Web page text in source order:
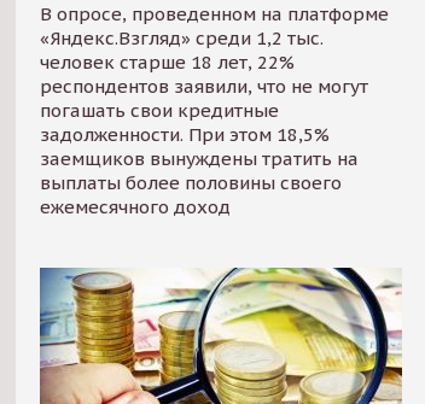
В опросе, проведенном на платформе
«Яндекс.Взгляд» среди 1,2 тыс.
человек старше 18 лет, 22%
респондентов заявили, что не могут
погашать свои кредитные
задолженности. При этом 18,5%
заемщиков вынуждены тратить на
выплаты более половины своего
ежемесячного доход